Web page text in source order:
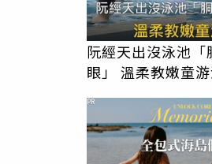
阮經天出沒泳池「
眼」 溫柔教嫩童
PR